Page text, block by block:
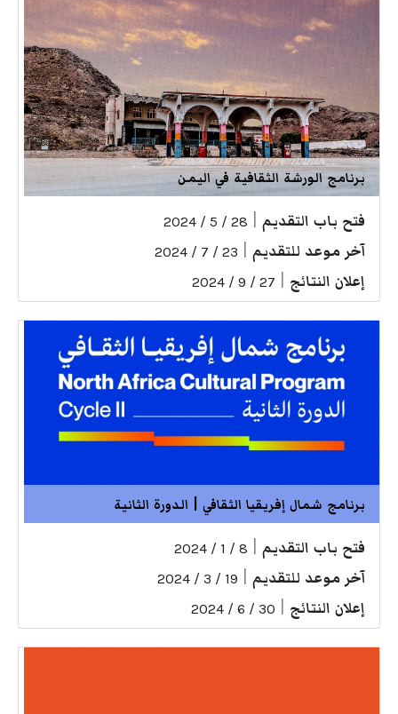
برنامج الورشة الثقافية في اليمن
فتح باب التقديم 28 / 5 / 2024
آخر موعد للتقديم 23 / 7 / 2024
إعلان النتائج 27 / 9 / 2024
برنامج شمال إفريقيا الثقافي | الدورة الثانية
فتح باب التقديم 8 / 1 / 2024
آخر موعد للتقديم 19 / 3 / 2024
إعلان النتائج 30 / 6 / 2024